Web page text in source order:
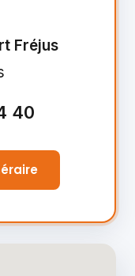
Fréjus
40